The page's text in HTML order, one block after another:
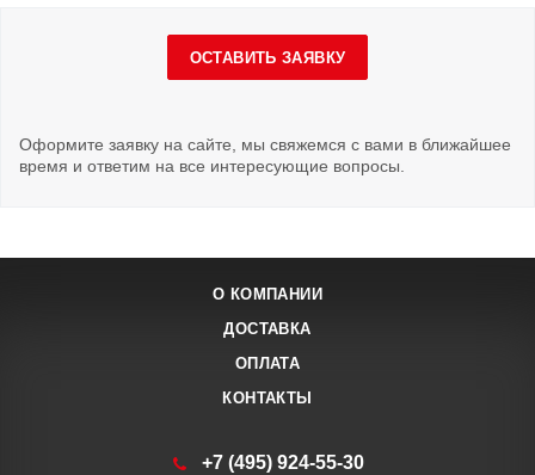
ОСТАВИТЬ ЗАЯВКУ
Оформите заявку на сайте, мы свяжемся с вами в ближайшее
время и ответим на все интересующие вопросы.
О КОМПАНИИ
ДОСТАВКА
ОПЛАТА
КОНТАКТЫ
+7 (495) 924-55-30